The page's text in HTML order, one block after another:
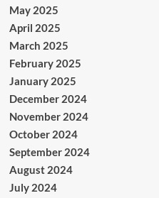
May 2025
April 2025
March 2025
February 2025
January 2025
December 2024
November 2024
October 2024
September 2024
August 2024
July 2024